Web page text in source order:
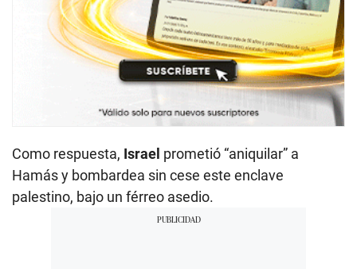
Como respuesta, Israel prometió “aniquilar” a
Hamás y bombardea sin cese este enclave
palestino, bajo un férreo asedio.